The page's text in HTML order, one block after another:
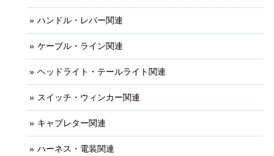
ハンドル・レバー関連
ケーブル・ライン関連
ヘッドライト・テールライト関連
スイッチ・ウィンカー関連
キャブレター関連
ハーネス・電装関連